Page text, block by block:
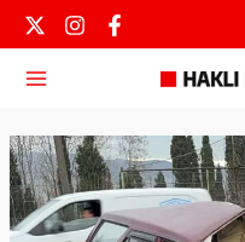
İçeriğe
atla